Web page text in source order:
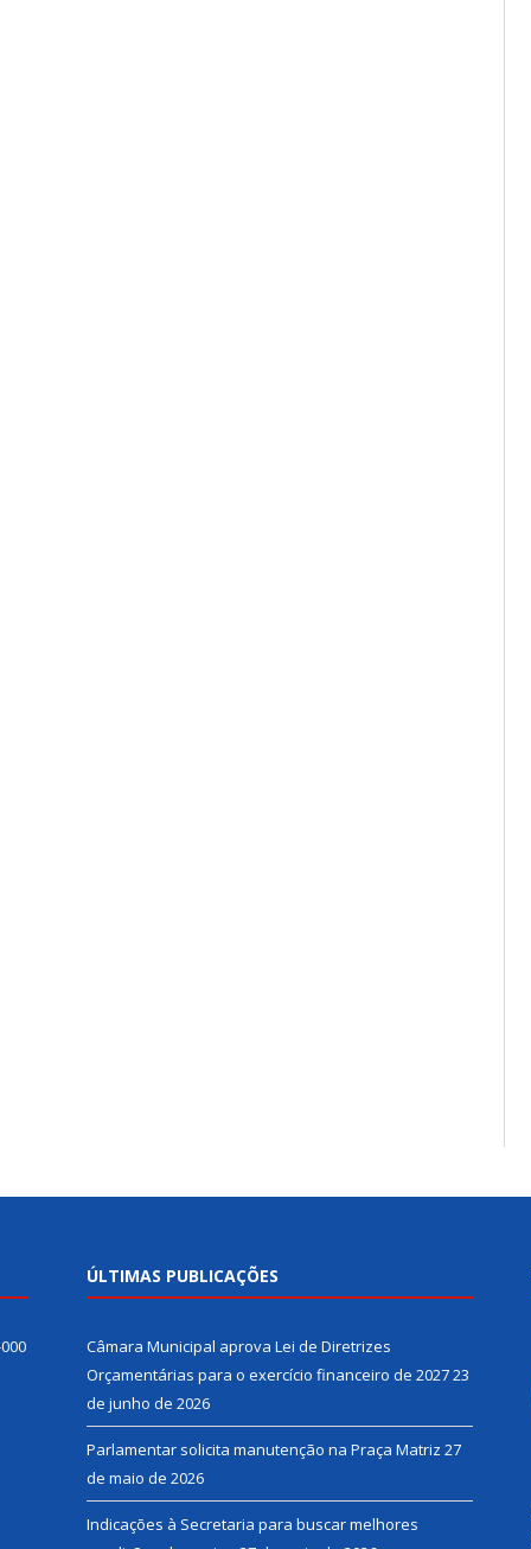
ÚLTIMAS PUBLICAÇÕES
Câmara Municipal aprova Lei de Diretrizes
Orçamentárias para o exercício financeiro de 202723
de junho de 2026
Parlamentar solicita manutenção na Praça Matriz 27
de maio de 2026
Indicações à Secretaria para buscar melhores